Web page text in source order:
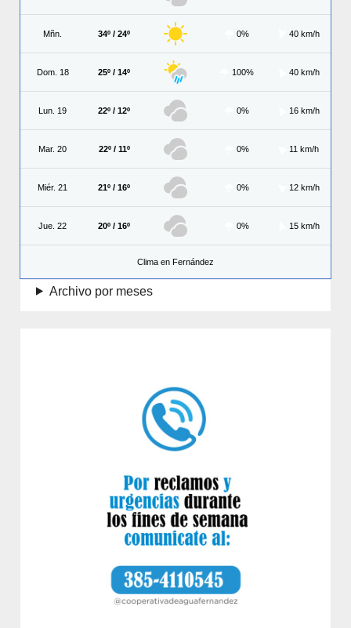
Mñn. 34º / 24º 0% 40 km/h
Dom. 18 25º / 14º 100% 40 km/h
Lun. 19 22º / 12º 0% 16 km/h
Mar. 20 22º / 11º 0% 11 km/h
Miér. 21 21º / 16º 0% 12 km/h
Jue. 22 20º / 16º 0% 15 km/h
Clima en Fernández
Archivo por meses